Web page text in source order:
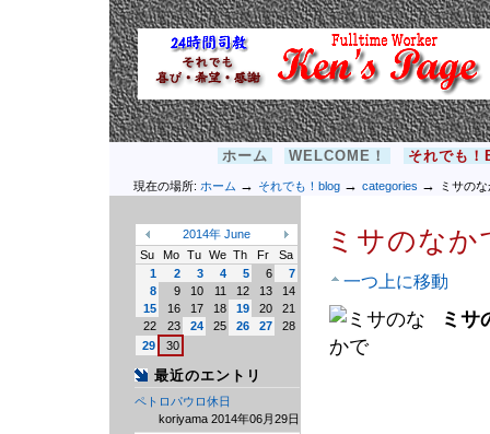
コ
ン
テ
ン
ツ
ペ
ー
ジ
ナ
ビ
ゲ
ー
シ
ョ
ン
へ
24時間司教＠KEN'S PAGE
パ
ー
セ
ホーム WELCOME！ それでも！
現在の場所: ホーム → それでも！blog →categories → ミサの
«
2014年June
»
Su Mo Tu We Th Fr
Sa
1
2 3 4 5 6
7
8
9 10 11 12 13
14
15
16 17 18 19 20
21
22
23 24 25 26 27
28
29
30
最近のエントリ
ペトロパウロ休日
koriyama 2014年06月29日
ミサのなか
一つ上に移動
ミサ